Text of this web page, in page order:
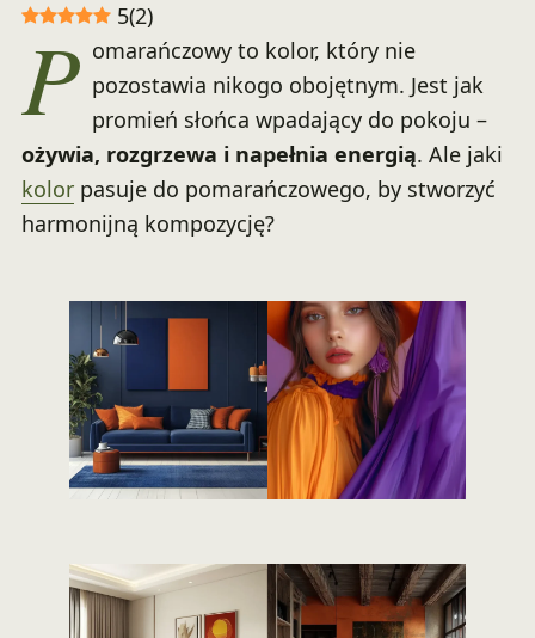
5(2)
P omarańczowy to kolor, który nie
pozostawia nikogo obojętnym. Jest jak
promień słońca wpadający do pokoju –
ożywia, rozgrzewa i napełnia energią. Ale jaki
kolorpasuje do pomarańczowego, by stworzyć
harmonijną kompozycję?